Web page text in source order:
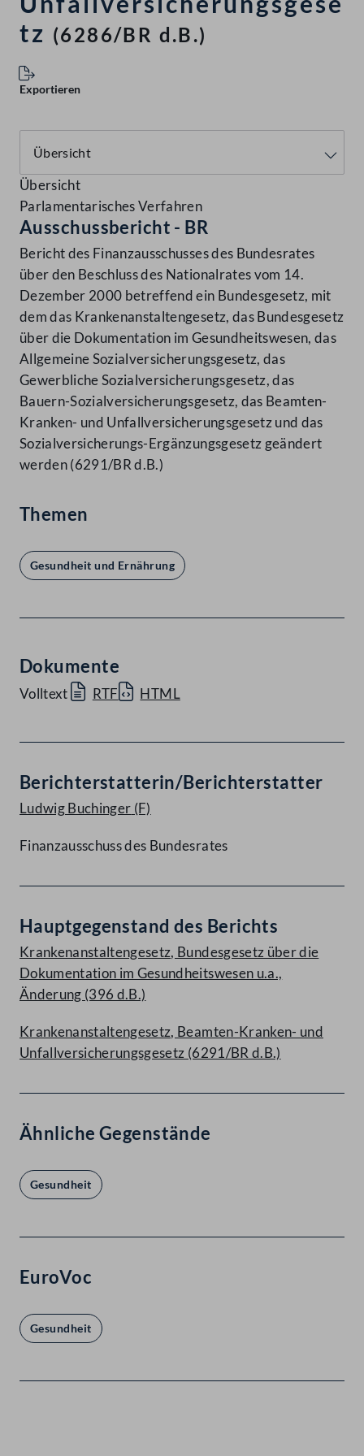
tz (6286/BR d.B.)
Exportieren
Übersicht
Parlamentarisches Verfahren
Ausschussbericht - BR
Bericht des Finanzausschusses des Bundesrates
über den Beschluss des Nationalrates vom 14.
Dezember 2000 betreffend ein Bundesgesetz, mit
dem das Krankenanstaltengesetz, das Bundesgesetz
über die Dokumentation im Gesundheitswesen, das
Allgemeine Sozialversicherungsgesetz, das
Gewerbliche Sozialversicherungsgesetz, das
Bauern-Sozialversicherungsgesetz, das Beamten-
Kranken- und Unfallversicherungsgesetz und das
Sozialversicherungs-Ergänzungsgesetz geändert
werden (6291/BR d.B.)
Themen
Gesundheit und Ernährung
Dokumente
Volltext RTF HTML
Berichterstatterin/Berichterstatter
Ludwig Buchinger (F)
Finanzausschuss des Bundesrates
Hauptgegenstand des Berichts
Krankenanstaltengesetz, Bundesgesetz über die
Dokumentation im Gesundheitswesen u.a.,
Änderung (396 d.B.)
Krankenanstaltengesetz, Beamten-Kranken- und
Unfallversicherungsgesetz (6291/BR d.B.)
Ähnliche Gegenstände
Gesundheit
EuroVoc
Gesundheit